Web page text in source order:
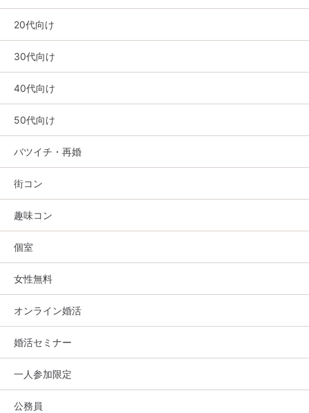
20代向け
30代向け
40代向け
50代向け
バツイチ・再婚
街コン
趣味コン
個室
女性無料
オンライン婚活
婚活セミナー
一人参加限定
公務員